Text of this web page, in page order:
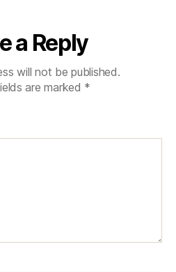
a Reply
will not be published.
are marked *